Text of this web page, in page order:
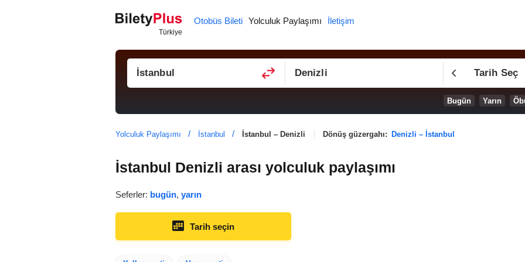
Otobüs Bileti Yolculuk Paylaşımı İletişim
Tarih Seç
Bugün Yarın
Yolculuk Paylaşımı İstanbul İstanbul – Denizli Dönüş güzergahı: Denizli – İstanbul
İstanbul Denizli arası yolculuk paylaşımı
Seferler: bugün, yarın
Tarih seçin